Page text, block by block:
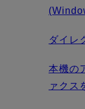
ダイレ
本機の
ァクス